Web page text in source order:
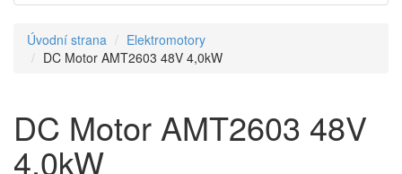
Úvodní strana
Elektromotory
DC Motor AMT2603 48V 4,0kW
DC Motor AMT2603 48V
4,0kW